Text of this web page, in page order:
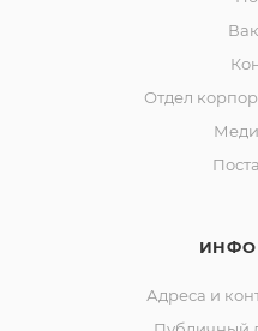
Отдел
Адреса и